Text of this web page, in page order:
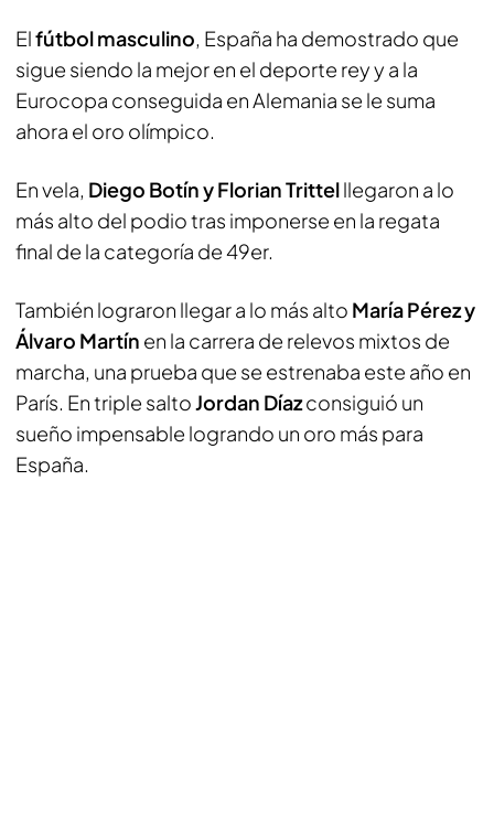
Elfútbol masculino, España ha demostrado que
sigue siendo la mejor en el deporte rey y a la
Eurocopa conseguida en Alemania se le suma
ahora el oro olímpico.
En vela, Diego Botín y Florian Trittelllegaron a lo
más alto del podio tras imponerse en la regata
final de la categoría de 49er.
También lograron llegar a lo más alto María Pérez y
Álvaro Martín en la carrera de relevos mixtos de
marcha, una prueba que se estrenaba este año en
París. En triple saltoJordan Díazconsiguió un
sueño impensable logrando un oro más para
España.